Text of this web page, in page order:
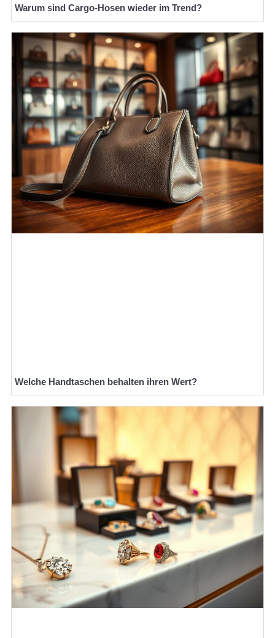
Warum sind Cargo-Hosen wieder im Trend?
Welche Handtaschen behalten ihren Wert?